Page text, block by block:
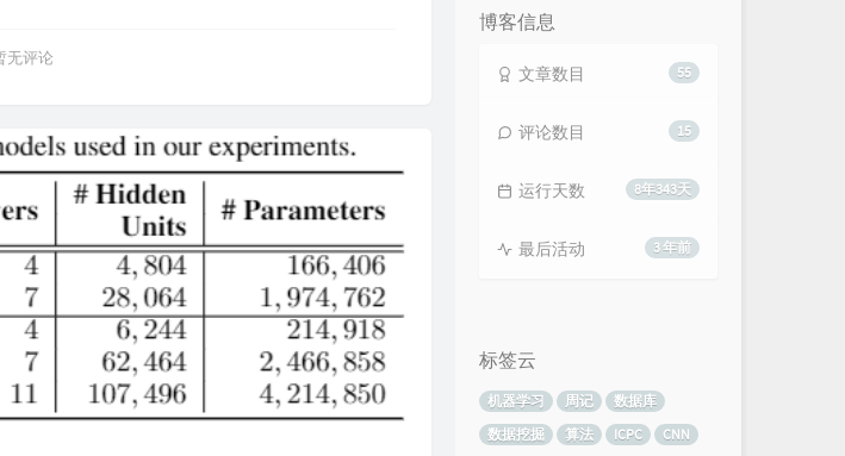
无评论
博客信息
55
文章数目
15
评论数目
8年343天
运行天数
3 年前
最后活动
标签云
机器学习 周记
数据库
数据挖掘
算法 ICPC
CNN